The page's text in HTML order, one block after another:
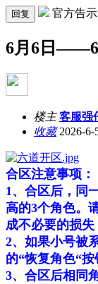
回复 官方告示
6月6日——6
楼主 客服强
收藏2026-6-
合区注意事项：
1、合区后，同
高的3个角色。
成不必要的损失
2、如果小号被
的“恢复角色“按
3、合区后相同